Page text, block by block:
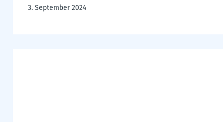
3. September 2024